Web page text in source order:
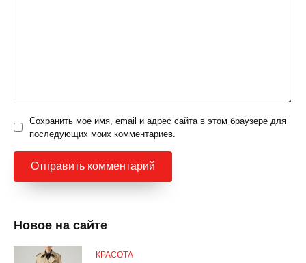
Сохранить моё имя, email и адрес сайта в этом браузере для
последующих моих комментариев.
Новое на сайте
КРАСОТА